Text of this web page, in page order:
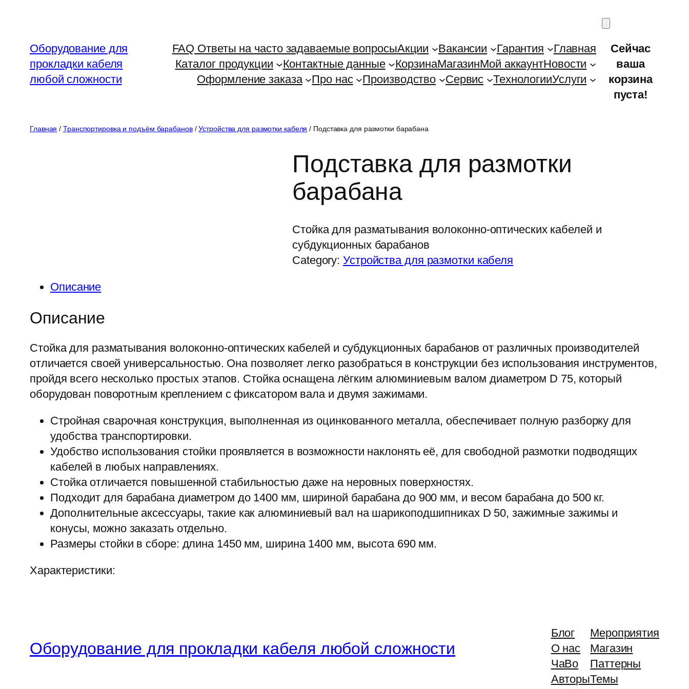
содержимому
Оборудование для
прокладки кабеля
любой сложности
FAQ Ответы на часто задаваемые вопросыАкции Вакансии Гарантия
Главная
Каталог продукции
Контактные данные КорзинаМагазинМой аккаунтНовости
Оформление заказа
Про нас Производство Сервис ТехнологииУслуги
Сейчас
ваша
корзина
пуста!
Главная /Транспортировка и подъём барабанов/Устройства для размотки кабеля / Подставка для размотки барабана
Подставка для размотки
барабана
Стойка для разматывания волоконно-оптических кабелей и
субдукционных барабанов
Category:Устройства для размотки кабеля
Описание
Описание
Стойка для разматывания волоконно-оптических кабелей и субдукционных барабанов от различных производителей
отличается своей универсальностью. Она позволяет легко разобраться в конструкции без использования инструментов,
пройдя всего несколько простых этапов. Стойка оснащена лёгким алюминиевым валом диаметром D 75, который
оборудован поворотным креплением с фиксатором вала и двумя зажимами.
Стройная сварочная конструкция, выполненная из оцинкованного металла, обеспечивает полную разборку для
удобства транспортировки.
Удобство использования стойки проявляется в возможности наклонять её, для свободной размотки подводящих
кабелей в любых направлениях.
Стойка отличается повышенной стабильностью даже на неровных поверхностях.
Подходит для барабана диаметром до 1400 мм, шириной барабана до 900 мм, и весом барабана до 500 кг.
Дополнительные аксессуары, такие как алюминиевый вал на шарикоподшипниках D 50, зажимные зажимы и
конусы, можно заказать отдельно.
Размеры стойки в сборе: длина 1450 мм, ширина 1400 мм, высота 690 мм.
Характеристики:
Оборудование для прокладки кабеля любой сложности
Блог
О нас
ЧаВо
Авторы
Мероприятия
Магазин
Паттерны
Темы